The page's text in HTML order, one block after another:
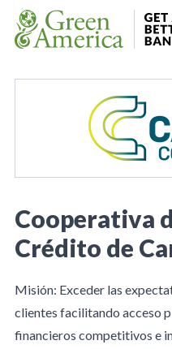
Skip to content
Cooperativa
Crédito de
Misión: Exceder las
clientes facilitando acceso
financieros competitivos e